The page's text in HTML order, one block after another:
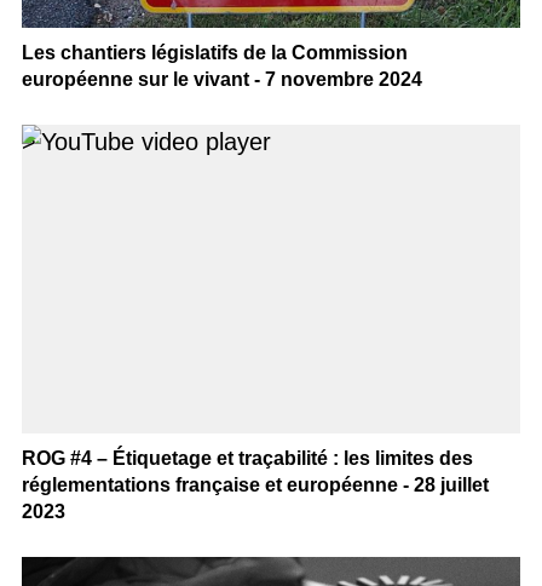
Les chantiers législatifs de la Commission
européenne sur le vivant - 7 novembre 2024
>
ROG #4 – Étiquetage et traçabilité : les limites des
réglementations française et européenne - 28 juillet
2023